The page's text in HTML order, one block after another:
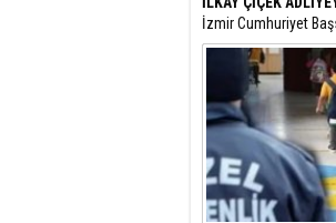
​İzmir Cumhuriyet
tarafından yürütülen
soruşturması
alınan Menderes
Çiçek’in de
şüpheli adliyeye